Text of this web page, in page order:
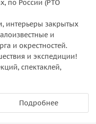
по России (РТО
интерьеры закрытых
и
и окрестностей.
и экспедиции!
спектаклей,
Подробнее